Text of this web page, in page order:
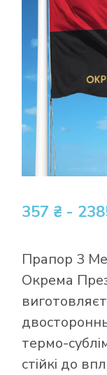
357 ₴ -
Прапор 3
Окрема
термо-
стійкі до